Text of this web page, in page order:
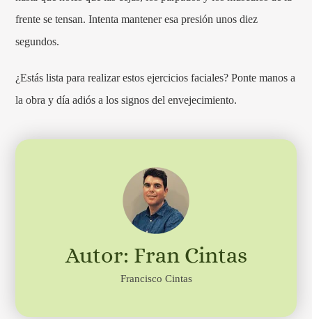
frente se tensan. Intenta mantener esa presión unos diez
segundos.
¿Estás lista para realizar estos ejercicios faciales? Ponte manos a
la obra y día adiós a los signos del envejecimiento.
Autor: Fran Cintas
Francisco Cintas